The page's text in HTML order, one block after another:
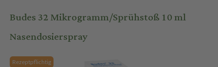
Budes 32 Mikrogramm/Sprühstoß 10 ml
Nasendosierspray
Rezeptpflichtig